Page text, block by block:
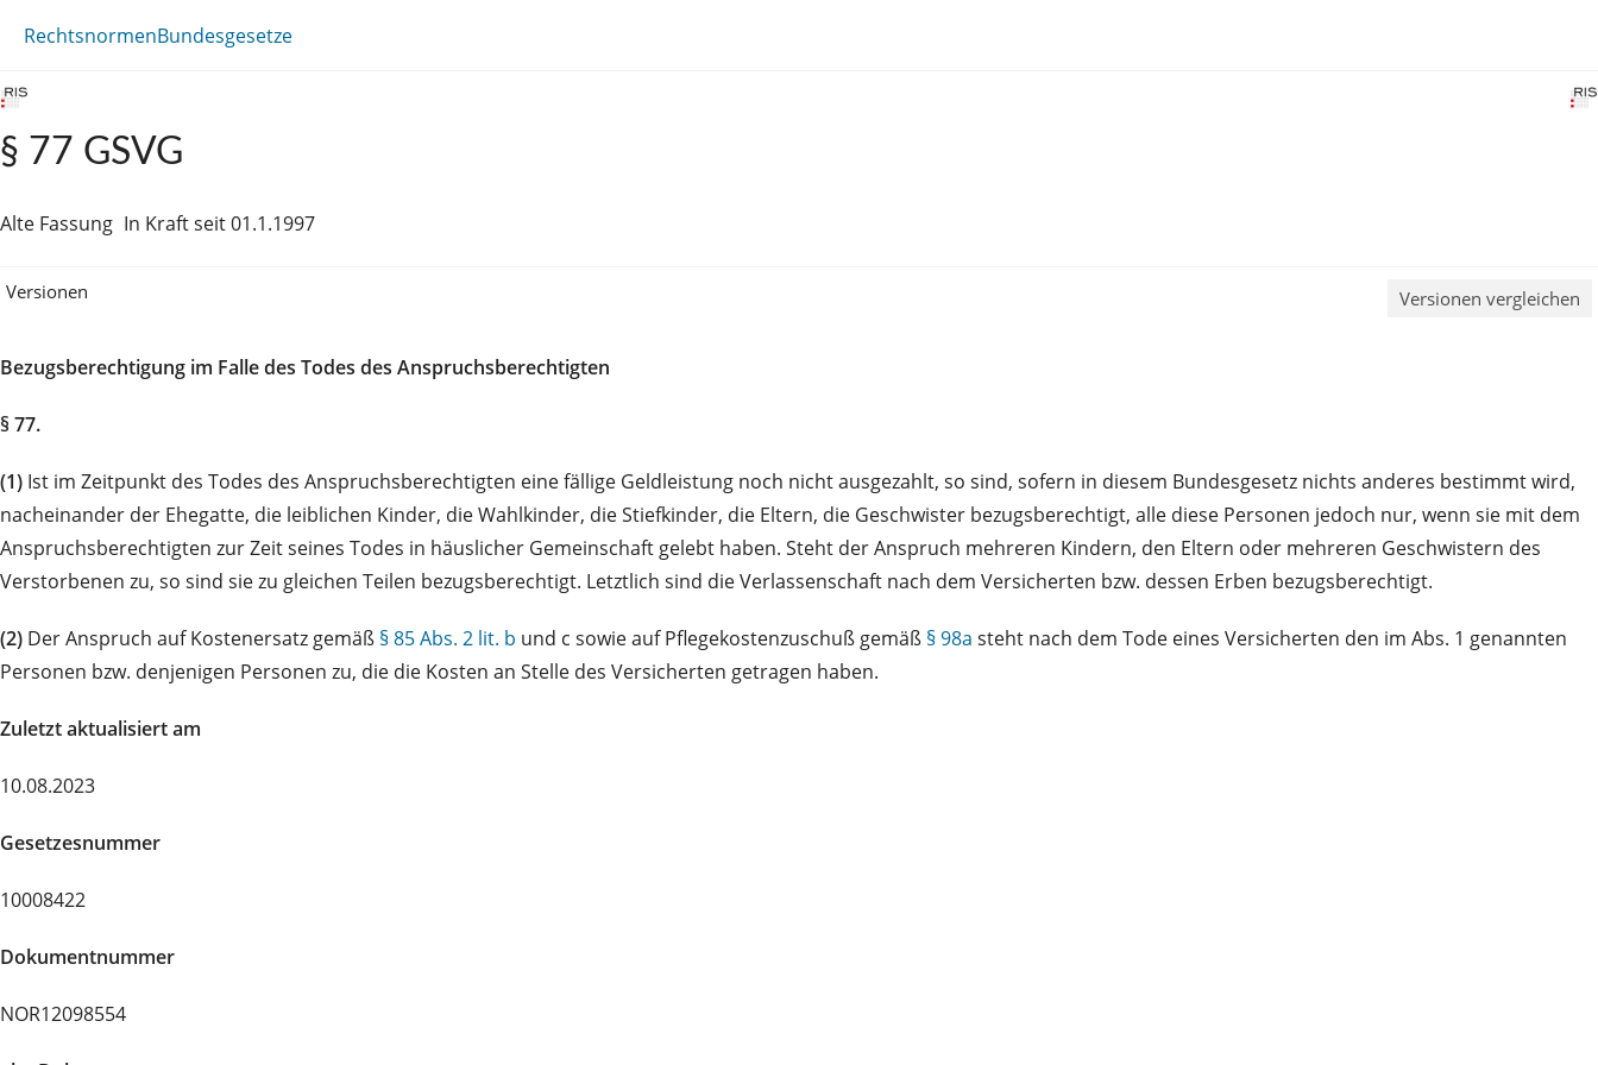
RechtsnormenBundesgesetze
§ 77 GSVG
Alte Fassung In Kraft seit 01.1.1997
Versionen Versionen vergleichen
Bezugsberechtigung im Falle des Todes des Anspruchsberechtigten
§ 77.
(1) Ist im Zeitpunkt des Todes des Anspruchsberechtigten eine fällige Geldleistung noch nicht ausgezahlt, so sind, sofern in diesem Bundesgesetz nichts anderes bestimmt wird,
nacheinander der Ehegatte, die leiblichen Kinder, die Wahlkinder, die Stiefkinder, die Eltern, die Geschwister bezugsberechtigt, alle diese Personen jedoch nur, wenn sie mit dem
Anspruchsberechtigten zur Zeit seines Todes in häuslicher Gemeinschaft gelebt haben. Steht der Anspruch mehreren Kindern, den Eltern oder mehreren Geschwistern des
Verstorbenen zu, so sind sie zu gleichen Teilen bezugsberechtigt. Letztlich sind die Verlassenschaft nach dem Versicherten bzw. dessen Erben bezugsberechtigt.
(2) Der Anspruch auf Kostenersatz gemäß § 85 Abs. 2 lit. b und c sowie auf Pflegekostenzuschuß gemäß § 98a steht nach dem Tode eines Versicherten den im Abs. 1 genannten
Personen bzw. denjenigen Personen zu, die die Kosten an Stelle des Versicherten getragen haben.
Zuletzt aktualisiert am
10.08.2023
Gesetzesnummer
10008422
Dokumentnummer
NOR12098554